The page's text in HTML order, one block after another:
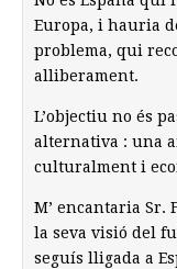
Europa, i hauria
problema, qui
alliberament.
L’objectiu no és
alternativa : una
culturalment i
M’ encantaria Sr.
la seva visió del
seguís lligada a